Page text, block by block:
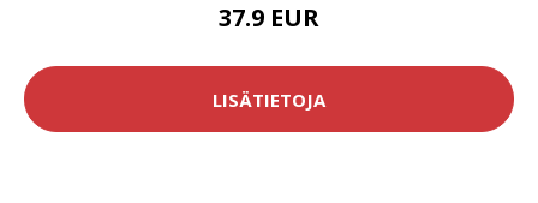
37.9 EUR
LISÄTIETOJA